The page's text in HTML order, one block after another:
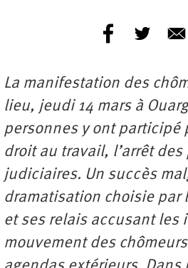
La manifestation des
lieu, jeudi 14 mars à
personnes y ont participé
droit au travail, l’arrêt
judiciaires. Un succès
dramatisation choisie par
et ses relais accusant les
mouvement des